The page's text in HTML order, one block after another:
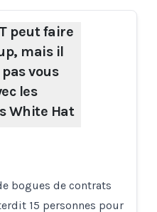
peut faire
mais il
vous
les
White Hat
bogues de contrats
15 personnes pour